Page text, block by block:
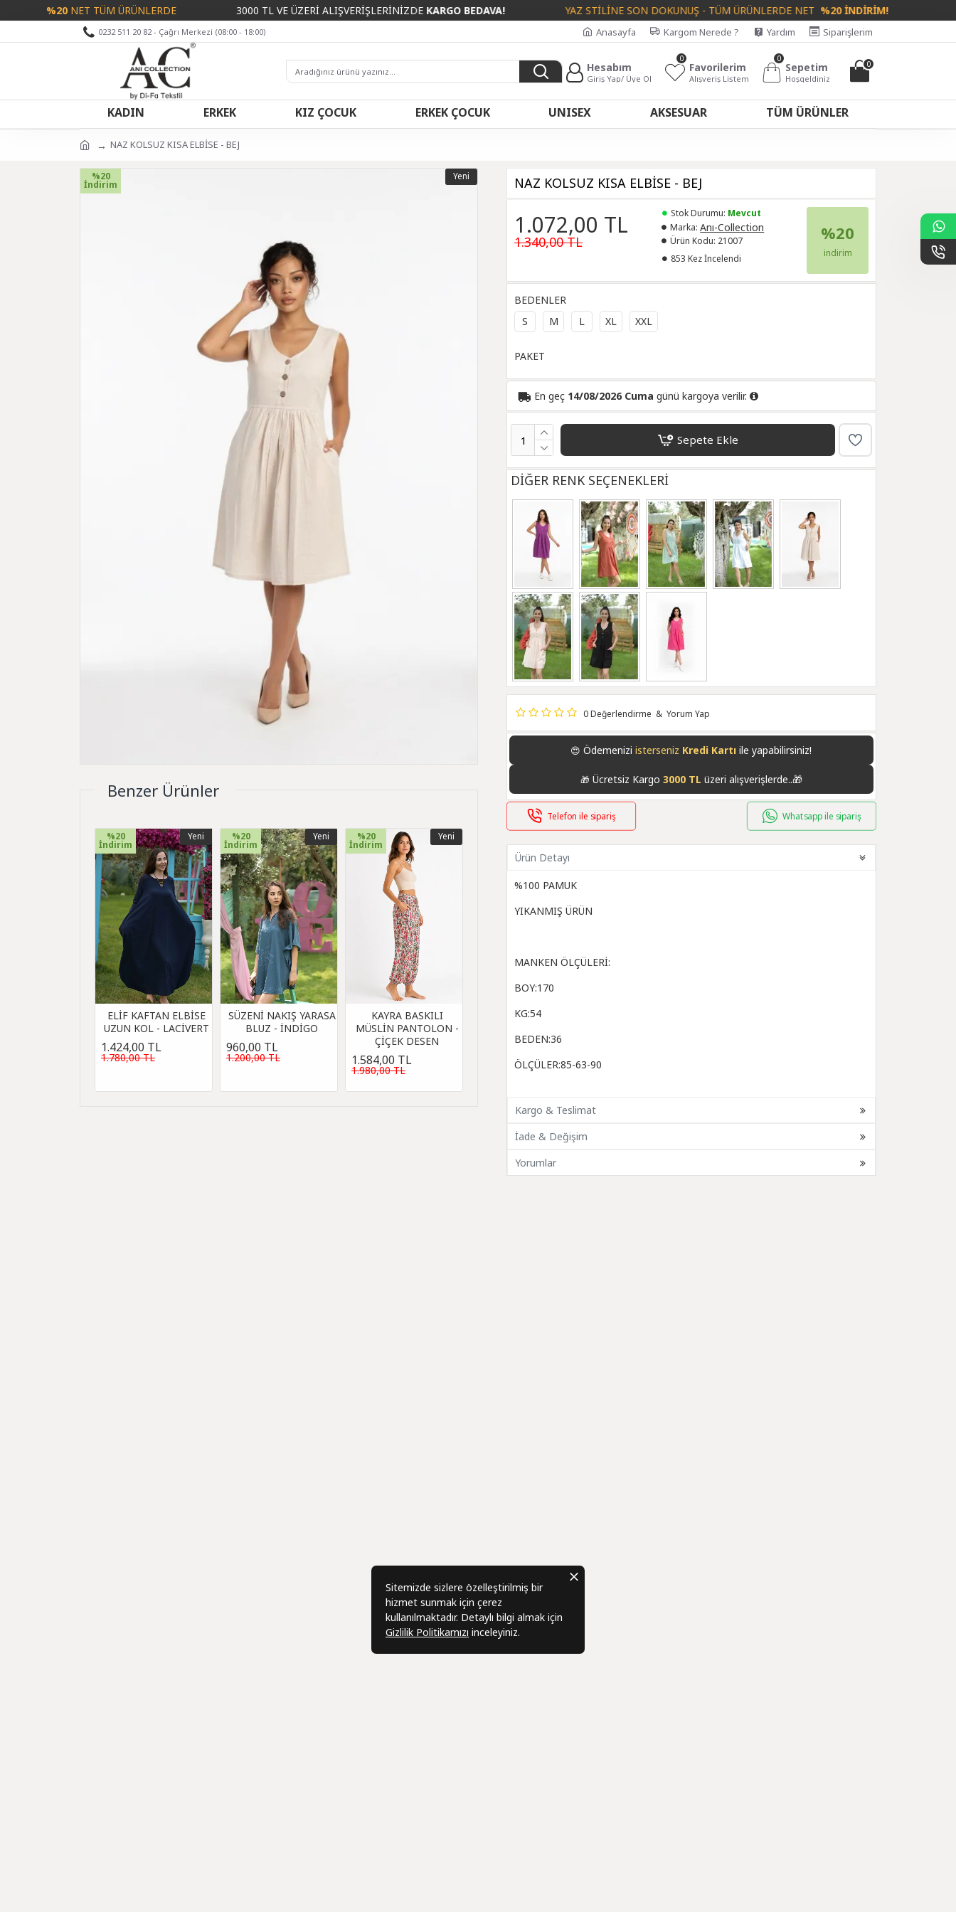
NET TÜM ÜRÜNLERDE 3000 TL VE ÜZERİ ALIŞVERİŞLERİNİZDEKARGO BEDAVA! YAZ STİLİNE SON DOKUNUŞ - TÜM ÜRÜNLERDE NET%20 İNDİRİM!
0232 511 20 82 - Çağrı Merkezi (08:00 - 18:00) Anasayfa Kargom Nerede ? Yardım Siparişlerim
Hesabım
Giriş Yap/ Üye Ol
Favorilerim
Alışveriş Listem
0
Sepetim
Hoşgeldiniz
0
0
KADIN ERKEK KIZ ÇOCUK ERKEK ÇOCUK UNISEX AKSESUAR TÜM ÜRÜNLER
NAZ KOLSUZ KISA ELBİSE - BEJ
Yeni
%20
İndirim
Benzer Ürünler
Yeni
%20
İndirim
ELİF KAFTAN ELBİSE
UZUN KOL - LACİVERT
1.424,00 TL
1.780,00 TL
Yeni
%20
İndirim
SÜZENİ NAKIŞ YARASA
BLUZ - İNDİGO
960,00 TL
1.200,00 TL
Yeni
%20
İndirim
KAYRA BASKILI
MÜSLİN PANTOLON -
ÇİÇEK DESEN
1.584,00 TL
1.980,00 TL
NAZ KOLSUZ KISA ELBİSE - BEJ
0 Değerlendirme & Yorum Yap
1.072,00 TL
1.340,00 TL
Stok Durumu: Mevcut
Marka: Anı-Collection
Ürün Kodu: 21007
853 Kez İncelendi
%20
indirim
BEDENLER
S
M L XL XXL
PAKET
En geç 14/08/2026 Cuma günü kargoya verilir.
Sepete Ekle
DİĞER RENK SEÇENEKLERİ
😍 Ödemeniziisterseniz Kredi Kartı ile yapabilirsiniz!
🎁 Ücretsiz Kargo 3000 TL üzeri alışverişlerde..🎁
Telefon ile sipariş Whatsapp ile sipariş
Ürün Detayı
%100 PAMUK
YIKANMIŞ ÜRÜN
MANKEN ÖLÇÜLERİ:
BOY:170
KG:54
BEDEN:36
ÖLÇÜLER:85-63-90
Kargo & Teslimat
İade & Değişim
Yorumlar
Sitemizde sizlere özelleştirilmiş bir
hizmet sunmak için çerez
kullanılmaktadır. Detaylı bilgi almak için
Gizlilik Politikamızı inceleyiniz.